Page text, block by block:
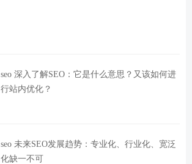
seo 深入了解SEO：它是什么意思？又该如何进
行站内优化？
seo 未来SEO发展趋势：专业化、行业化、宽泛
化缺一不可